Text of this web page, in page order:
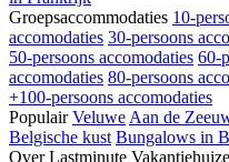
Groepsaccommodaties 10-
accomodaties 30-persoons
50-persoons accomodaties 60-
accomodaties 80-persoons
+100-persoons accomodaties
Populair Veluwe Aan de
Belgische kust Bungalows in
Over Lastminute